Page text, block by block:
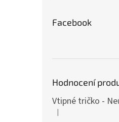
Facebook
Hodnocení
Vtipné tričko -
Hodnocení produktu
|